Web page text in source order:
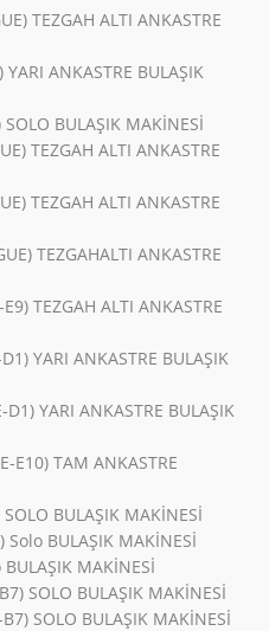
TEZGAH ALTI ANKASTRE
ANKASTRE BULAŞIK
BULAŞIK MAKİNESİ
TEZGAH ALTI ANKASTRE
TEZGAH ALTI ANKASTRE
TEZGAHALTI ANKASTRE
TEZGAH ALTI ANKASTRE
YARI ANKASTRE BULAŞIK
YARI ANKASTRE BULAŞIK
E10) TAM ANKASTRE
BULAŞIK MAKİNESİ
BULAŞIK MAKİNESİ
MAKİNESİ
SOLO BULAŞIK MAKİNESİ
SOLO BULAŞIK MAKİNESİ